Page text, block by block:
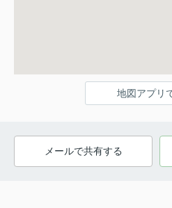
地図アプリ
メールで共有する